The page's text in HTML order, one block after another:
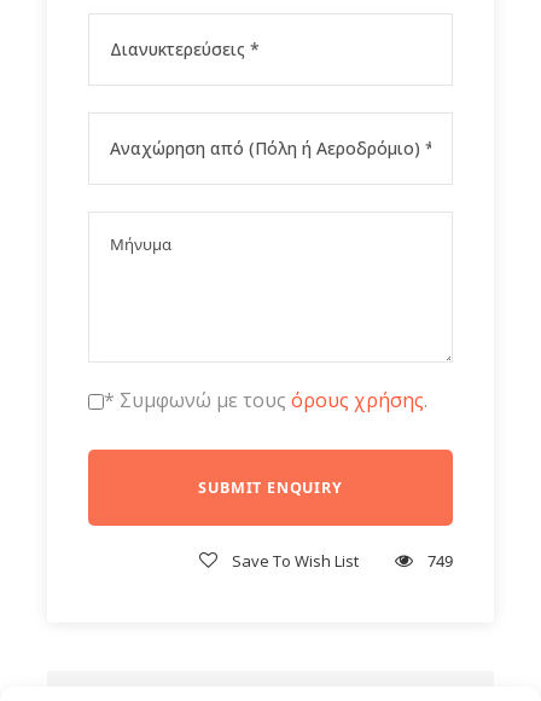
* Συμφωνώ με τους όρους χρήσης.
Save To Wish List 749
5η ημέρα Βελιγράδι - Αθήνα
30 Δεκεμβριου 2025